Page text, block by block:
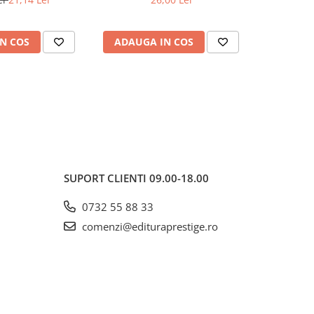
COS ADAUGA IN COS
SUPORT CLIENTI 09.00-18.00
0732 55 88 33
comenzi@edituraprestige.ro